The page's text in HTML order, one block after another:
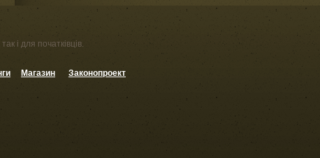
і для початківців.
Магазин Законопроект